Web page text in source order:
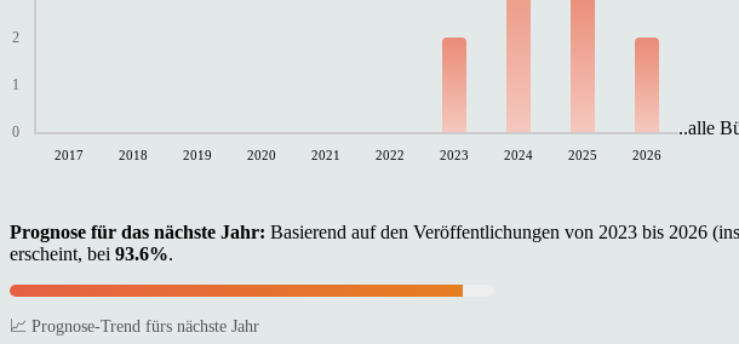
0
1
2
2017 2018 2019 2020 2021 2022 2023 2024 2025 2026
..alle
Prognose für das nächste Jahr: Basierend auf den Veröffentlichungen von 2023 bis 2026
erscheint, bei 93.6%.
📈 Prognose-Trend fürs nächste Jahr